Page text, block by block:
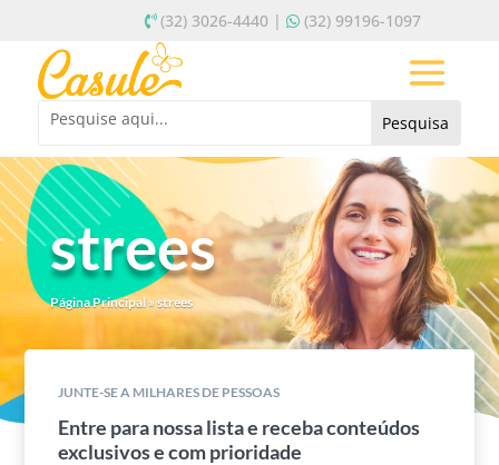
(32) 3026-4440 | (32) 99196-1097
strees
Página Principal» strees
JUNTE-SE A MILHARES DE PESSOAS
Entre para nossa lista e receba conteúdos
exclusivos e com prioridade